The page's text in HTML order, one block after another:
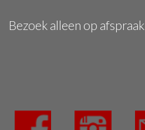
Bezoek alleen op afspraak